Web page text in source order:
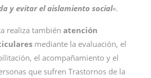
y evitar el aislamiento social«.
realiza también atención
mediante la evaluación, el
el acompañamiento y el
que sufren Trastornos de la